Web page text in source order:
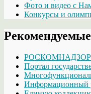
Фото и видео с
Конкурсы и
РОСКОМНАДЗОР
Портал
Информационный